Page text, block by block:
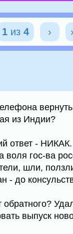
1из 4 ›
из Индии?
ответ - НИКАК.
воля гос-ва
шли,
- до
обратного?
выпуск